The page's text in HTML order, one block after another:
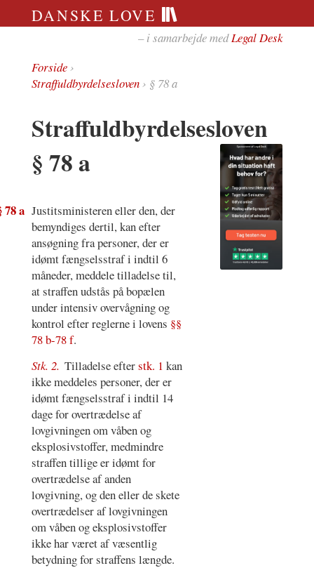
DANSKE LOVE
– i samarbejde medLegal Desk
Forside›
Straffuldbyrdelsesloven› § 78 a
Straffuldbyrdelsesloven
§ 78 a
78 a Justitsministeren eller den, der
bemyndiges dertil, kan efter
ansøgning fra personer, der er
idømt fængselsstraf i indtil 6
måneder, meddele tilladelse til,
at straffen udstås på bopælen
under intensiv overvågning og
kontrol efter reglerne i lovens §§
78 b-78 f.
Stk. 2. Tilladelse efterstk. 1 kan
ikke meddeles personer, der er
idømt fængselsstraf i indtil 14
dage for overtrædelse af
lovgivningen om våben og
eksplosivstoffer, medmindre
straffen tillige er idømt for
overtrædelse af anden
lovgivning, og den eller de skete
overtrædelser af lovgivningen
om våben og eksplosivstoffer
ikke har været af væsentlig
betydning for straffens længde.